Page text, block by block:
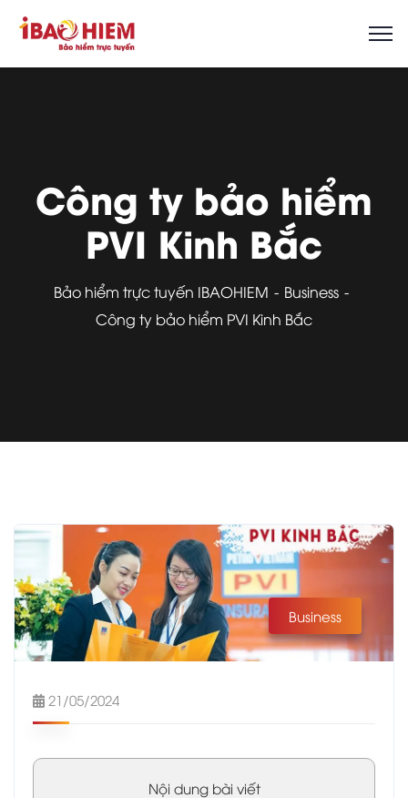
Công ty bảo hiểm
PVI Kinh Bắc
Bảo hiểm trực tuyến IBAOHIEM
Business
Công ty bảo hiểm PVI Kinh Bắc
Business
21/05/2024
Nội dung bài viết